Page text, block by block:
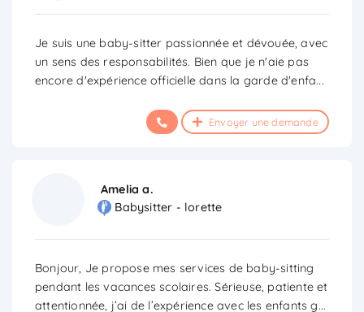
Je suis une baby-sitter passionnée et dévouée, avec
un sens des responsabilités. Bien que je n'aie pas
encore d'expérience officielle dans la garde d'enfa...
Envoyer une demande
Amelia a.
Babysitter - lorette
Bonjour, Je propose mes services de baby-sitting
pendant les vacances scolaires. Sérieuse, patiente et
attentionnée, j’ai de l’expérience avec les enfants g...